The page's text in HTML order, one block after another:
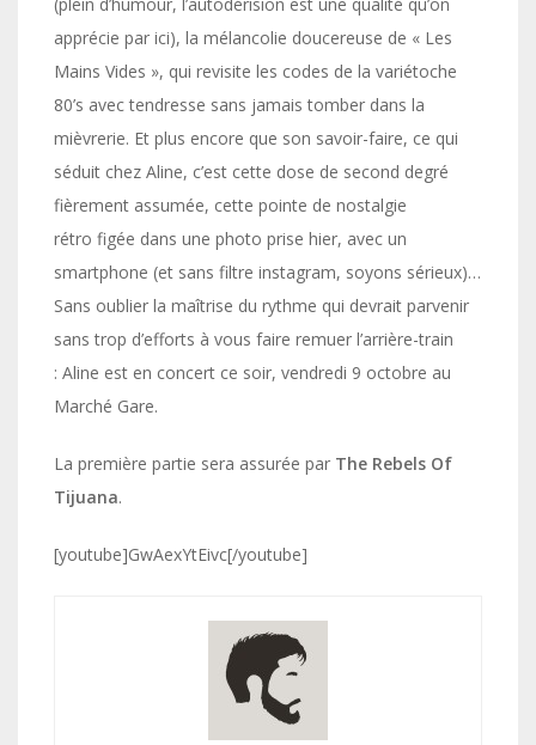
apprécie par ici), la mélancolie doucereuse de « Les
Mains Vides », qui revisite les codes de la variétoche
80’s avec tendresse sans jamais tomber dans la
mièvrerie. Et plus encore que son savoir-faire, ce qui
séduit chez Aline, c’est cette dose de second degré
fièrement assumée, cette pointe de nostalgie
rétro figée dans une photo prise hier, avec un
smartphone (et sans filtre instagram, soyons sérieux)…
Sans oublier la maîtrise du rythme qui devrait parvenir
sans trop d’efforts à vous faire remuer l’arrière-train
: Aline est en concert ce soir, vendredi 9 octobre au
Marché Gare.
La première partie sera assurée par The Rebels Of
Tijuana.
[youtube]GwAexYtEivc[/youtube]